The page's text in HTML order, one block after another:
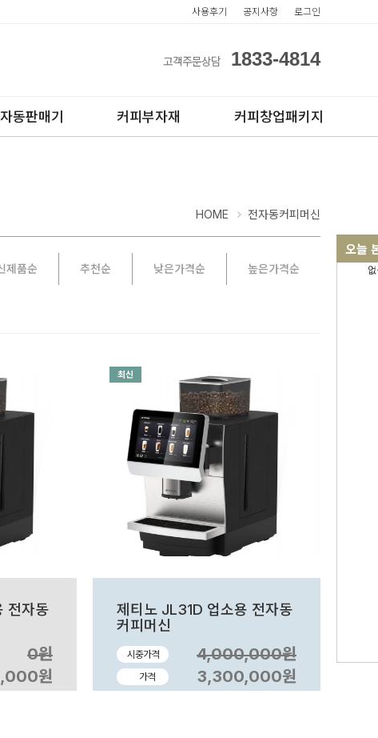
사용후기 공지사항 로그인
고객주문상담 1833-4814
동판매기 커피부자재
아이스컵
커피창업패키지
전자동카페창업페키지
오늘
HOME 전자동커피머신
제품순 추천순 낮은가격순 높은가격순
전자동
0원
원
제티노 JL31D 업소용 전자동
커피머신
시중가격 4,000,000원
가격 3,300,000원
최신